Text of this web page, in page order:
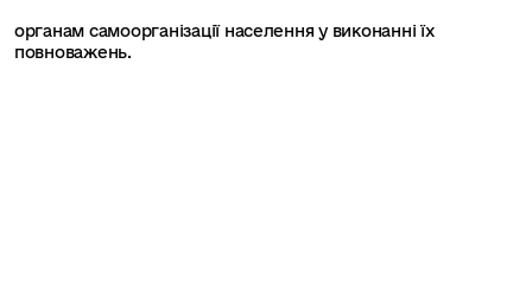
органам самоорганізації населення у виконанні їх
повноважень.